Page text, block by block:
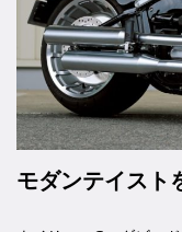
モダンテイスト